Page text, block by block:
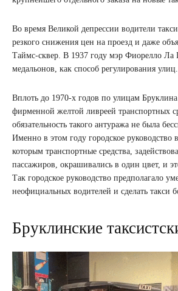
Во время Великой депрессии водители
резкого снижения цен на проезд и даже
Таймс-сквер. В 1937 году мэр Фиорелло Ла
медальонов, как способ регулирования улиц.
Вплоть до 1970-х годов по улицам
фирменной желтой ливреей транспортных
обязательность такого антуража не была
Именно в этом году городское руководство
которым транспортные средства,
пассажиров, окрашивались в один цвет, и
Так городское руководство предполагало
неофициальных водителей и сделать такси
Бруклинские